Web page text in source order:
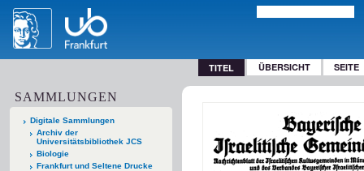
TITEL ÜBERSICHT SEITE
SAMMLUNGEN
Digitale Sammlungen
Archiv der
Universitätsbibliothek JCS
Biologie
Frankfurt und Seltene Drucke